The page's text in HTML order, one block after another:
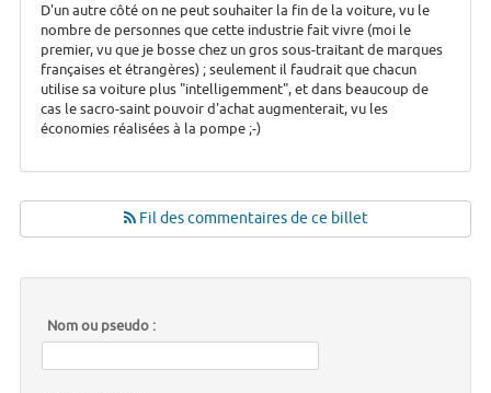
D'un autre côté on ne peut souhaiter la fin de la voiture, vu le
nombre de personnes que cette industrie fait vivre (moi le
premier, vu que je bosse chez un gros sous-traitant de marques
françaises et étrangères) ; seulement il faudrait que chacun
utilise sa voiture plus "intelligemment", et dans beaucoup de
cas le sacro-saint pouvoir d'achat augmenterait, vu les
économies réalisées à la pompe ;-)
Fil des commentaires de ce billet
Nom ou pseudo :